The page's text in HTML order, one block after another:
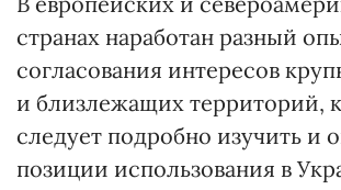
странах наработан разный
согласования интересов
и близлежащих территорий,
следует подробно изучить и
позиции использования в